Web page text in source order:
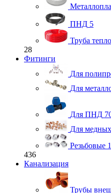
ПНД 5
Труба
28
Фитинги
Для
Для
Для ПНД
Для
Резьбовые
436
Канализация
Трубы